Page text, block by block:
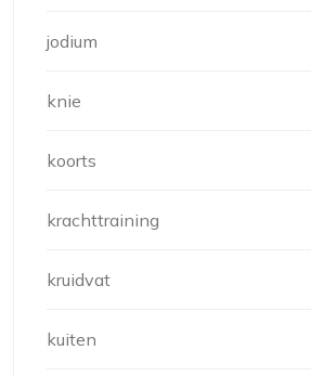
jodium
knie
koorts
krachttraining
kruidvat
kuiten